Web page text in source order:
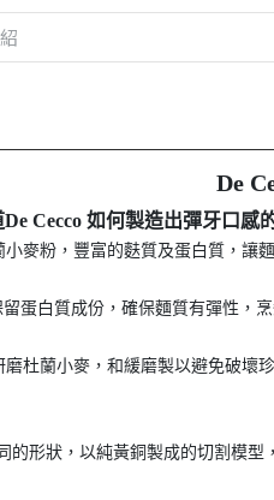
De
Cecco 如何製造出彈牙口感
麥粉，豐富的麩質及蛋白質，讓
蛋白質成份，確保麵質有彈性，烹
杜蘭小麥，和緩磨製以避免破
形狀，以純黃銅製成的切割模